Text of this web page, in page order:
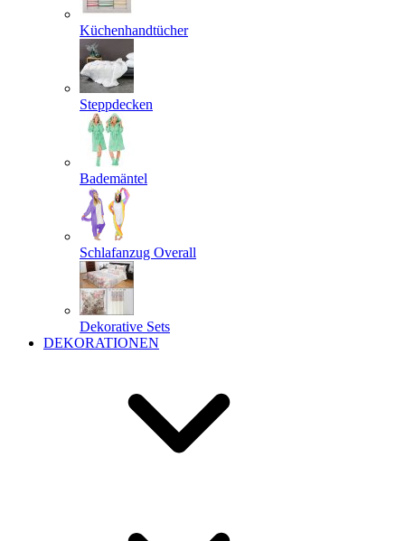
Küchenhandtücher
Steppdecken
Bademäntel
Schlafanzug Overall
Dekorative Sets
DEKORATIONEN